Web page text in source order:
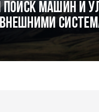
машин и
внешними